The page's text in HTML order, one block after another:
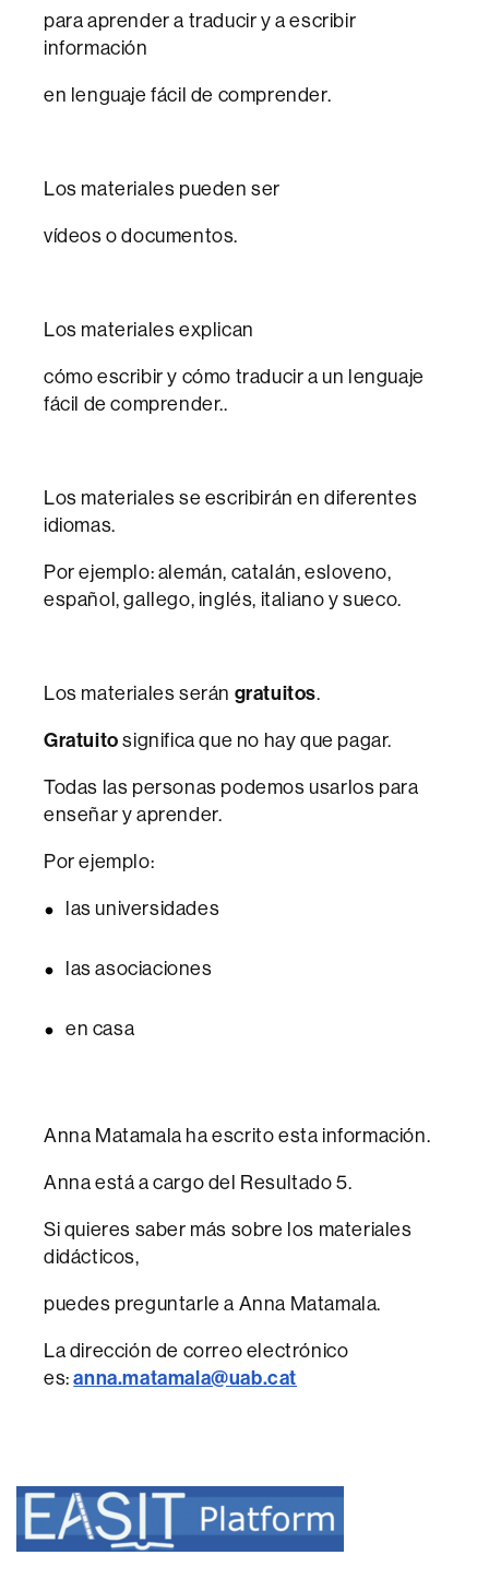
para aprender a traducir y a escribir
información
en lenguaje fácil de comprender.
Los materiales pueden ser
vídeos o documentos.
Los materiales explican
cómo escribir y cómo traducir a un lenguaje
fácil de comprender..
Los materiales se escribirán en diferentes
idiomas.
Por ejemplo: alemán, catalán, esloveno,
español, gallego, inglés, italiano y sueco.
Los materiales serán gratuitos.
Gratuitosignifica que no hay que pagar.
Todas las personas podemos usarlos para
enseñar y aprender.
Por ejemplo:
las universidades
las asociaciones
en casa
Anna Matamala ha escrito esta información.
Anna está a cargo del Resultado 5.
Si quieres saber más sobre los materiales
didácticos,
puedes preguntarle a Anna Matamala.
La dirección de correo electrónico
es:anna.matamala@uab.cat